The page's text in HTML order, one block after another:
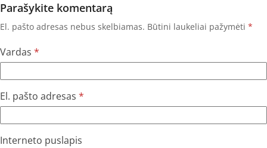
Parašykite komentarą
El. pašto adresas nebus skelbiamas. Būtini laukeliai pažymėti *
Vardas *
El. pašto adresas *
Interneto puslapis